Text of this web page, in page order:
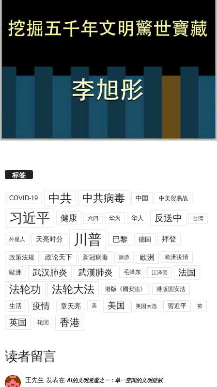
标签
COVID-19 中共 中共病毒 中国 中美贸易战
习近平 健康 六四 华为 华人 反送中 台湾
外星人 天亮时分 川普 巴黎 德国 拜登
政策法规 政论天下 新冠病毒 旅游 欧洲 欧洲疫情
歐洲 武汉肺炎 武漢肺炎 毛泽东 江泽民 法国
法轮功 法轮大法 港版《國安法》 港版国安法
生活 疫情 章天亮 美 美国 美国大选 習近平 英
英国 轮回 香港
读者留言
王先生 发表在AI的文明意蕴之一：单一空间的文明症候